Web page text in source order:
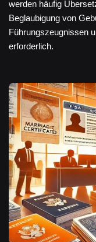
werden häufig
Beglaubigung von
Führungszeugnissen
erforderlich.